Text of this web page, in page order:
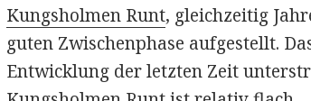
Kungsholmen Runt, gleichzeitig
guten Zwischenphase aufgestellt.
Entwicklung der letzten Zeit